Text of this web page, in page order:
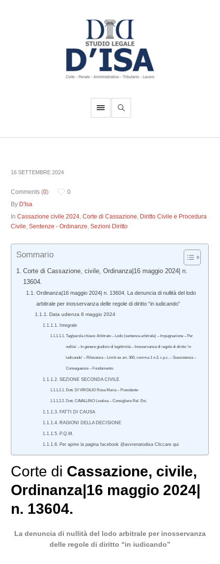
16 SETTEMBRE 2024
Comments (0)
0
By D'Isa
InCassazione civile 2024,Corte di Cassazione, Diritto Civile e Procedura
Civile,Sentenze - Ordinanze,Sezioni Diritto
Sommario
Corte di Cassazione, civile, Ordinanza|16 maggio 2024| n.
13604.
Ordinanza|16 maggio 2024| n. 13604. La denuncia di nullità del lodo
arbitrale per inosservanza delle regole di diritto “in iudicando”
Data udienza 8 maggio 2024
Integrale
Tag/parola chiave: Arbitrato – Lodo (sentenza arbitrale) – Impugnazione – Per
nullita’ – In genere giudizio di legittimità – Inosservanza di regole di diritto ‘in
iudicando’ – Rilevanza – Limiti ex art. 360, comma 1 n.3, c.p.c. – Sussistenza –
Conseguenze – Fondamento.
SEZIONE SECONDA CIVILE
Dott. DI VIRGILIO Rosa Maria – Presidente
Dott. CAVALLINO Linalisa – Consigliere Rel. Est.
FATTI DI CAUSA
RAGIONI DELLA DECISIONE
P.Q.M.
Per aprire la pagina facebook @avvrenatodisa Cliccare qui
Corte di Cassazione, civile,
Ordinanza|16 maggio 2024|
n. 13604.
La denuncia di nullità del lodo arbitrale per inosservanza
delle regole di diritto “in iudicando”